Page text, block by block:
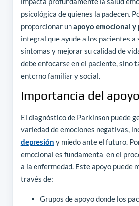
psicológica de quienes la padecen.
proporcionar unapoyo emocional y
integral que ayude a los pacientes a
síntomas y mejorar su calidad de
debe enfocarse en el paciente, sino
entorno familiar y social.
Importancia del
El diagnóstico de Parkinson puede
variedad de emociones negativas,
depresión y miedo ante el futuro.
emocional es fundamental en el
a la enfermedad. Este apoyo puede
través de:
Grupos de apoyo donde los